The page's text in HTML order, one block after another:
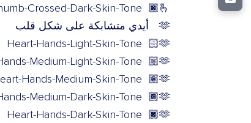
🫰🏿
Crossed-Dark-Skin-Tone
🫶
أيدي متشابكة على شكل قلب
🫶🏻
Heart-Hands-Light-Skin-Tone
🫶🏼
Medium-Light-Skin-Tone
🫶🏽
Hands-Medium-Skin-Tone
🫶🏾
Medium-Dark-Skin-Tone
🫶🏿
Heart-Hands-Dark-Skin-Tone